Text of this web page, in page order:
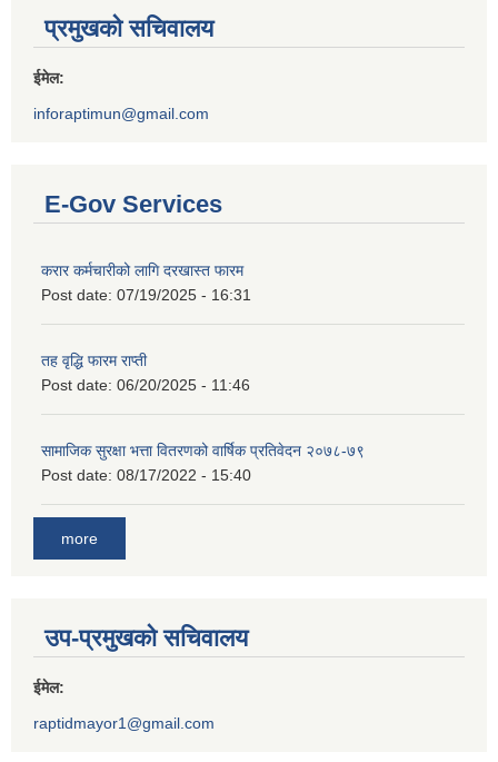
प्रमुखको सचिवालय
ईमेल:
inforaptimun@gmail.com
E-Gov Services
करार कर्मचारीको लागि दरखास्त फारम
Post date: 07/19/2025 - 16:31
तह वृद्धि फारम राप्ती
Post date: 06/20/2025 - 11:46
सामाजिक सुरक्षा भत्ता वितरणको वार्षिक प्रतिवेदन २०७८-७९
Post date: 08/17/2022 - 15:40
more
उप-प्रमुखको सचिवालय
ईमेल:
raptidmayor1@gmail.com